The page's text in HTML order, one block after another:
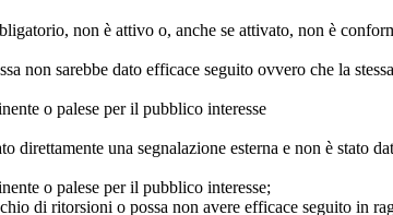
non è attivo o, anche se attivato, non è
non sarebbe dato efficace seguito ovvero che la
o palese per il pubblico interesse
direttamente una segnalazione esterna e non è stato
o palese per il pubblico interesse;
di ritorsioni o possa non avere efficace seguito in